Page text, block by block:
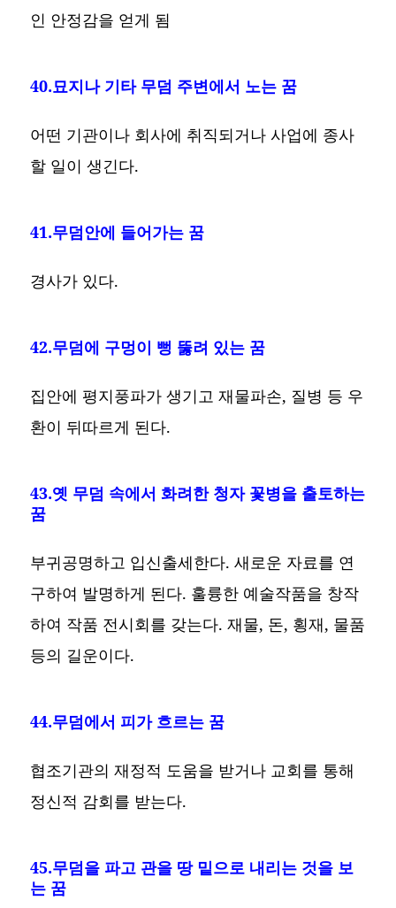
인 안정감을 얻게 됨
40.묘지나 기타 무덤 주변에서 노는 꿈
어떤 기관이나 회사에 취직되거나 사업에 종사
할 일이 생긴다.
41.무덤안에 들어가는 꿈
경사가 있다.
42.무덤에 구멍이 뻥 뚫려 있는 꿈
집안에 평지풍파가 생기고 재물파손, 질병 등 우
환이 뒤따르게 된다.
43.옛 무덤 속에서 화려한 청자 꽃병을 출토하는
꿈
부귀공명하고 입신출세한다. 새로운 자료를 연
구하여 발명하게 된다. 훌륭한 예술작품을 창작
하여 작품 전시회를 갖는다. 재물, 돈, 횡재, 물품
등의 길운이다.
44.무덤에서 피가 흐르는 꿈
협조기관의 재정적 도움을 받거나 교회를 통해
정신적 감회를 받는다.
45.무덤을 파고 관을 땅 밑으로 내리는 것을 보
는 꿈